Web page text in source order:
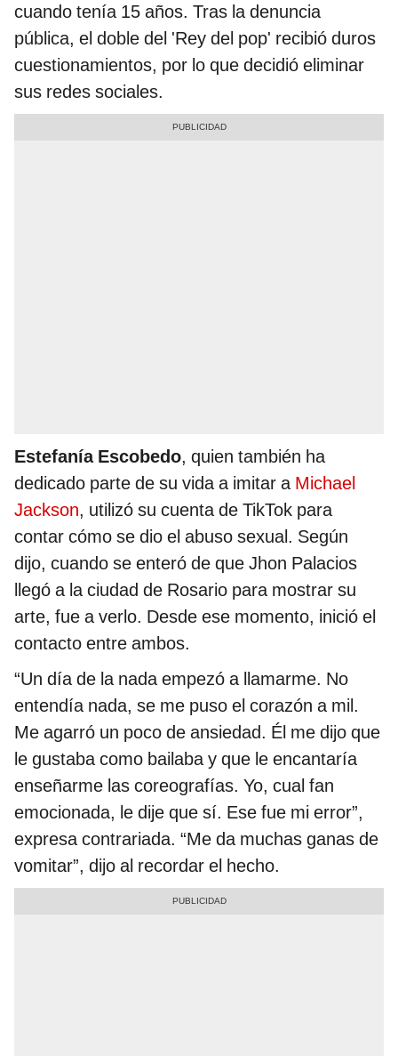
cuando tenía 15 años. Tras la denuncia
pública, el doble del 'Rey del pop' recibió duros
cuestionamientos, por lo que decidió eliminar
sus redes sociales.
Estefanía Escobedo, quien también ha
dedicado parte de su vida a imitar a Michael
Jackson, utilizó su cuenta de TikTok para
contar cómo se dio el abuso sexual. Según
dijo, cuando se enteró de que Jhon Palacios
llegó a la ciudad de Rosario para mostrar su
arte, fue a verlo. Desde ese momento, inició el
contacto entre ambos.
“Un día de la nada empezó a llamarme. No
entendía nada, se me puso el corazón a mil.
Me agarró un poco de ansiedad. Él me dijo que
le gustaba como bailaba y que le encantaría
enseñarme las coreografías. Yo, cual fan
emocionada, le dije que sí. Ese fue mi error”,
expresa contrariada. “Me da muchas ganas de
vomitar”, dijo al recordar el hecho.